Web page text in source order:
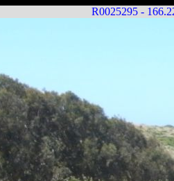
R0025295 -